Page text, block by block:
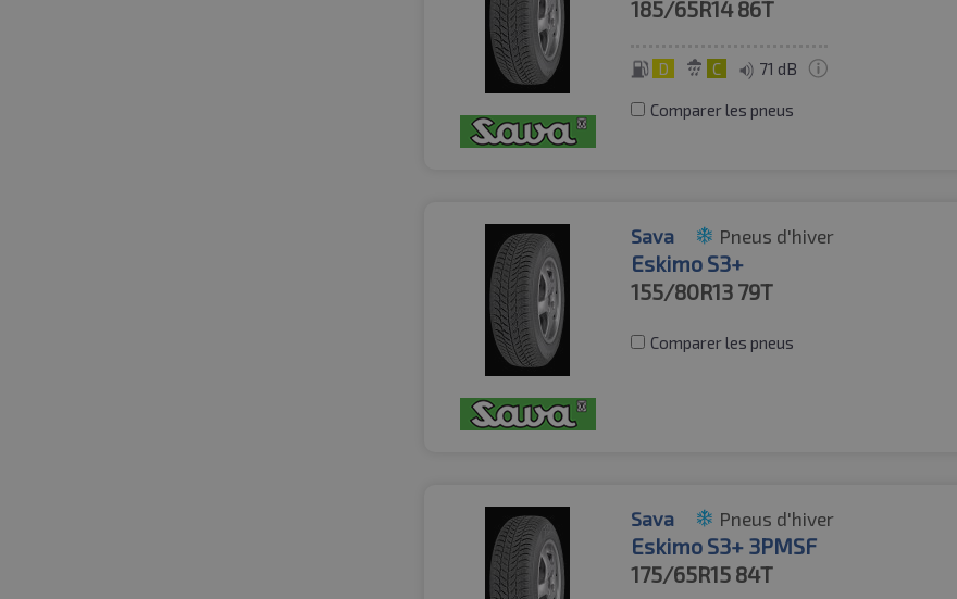
185/65R1486T
D C 71 dB
Comparer les pneus
Sava Pneus d'hiver
Eskimo S3+
155/80R13 79T
Comparer les pneus
Sava Pneus d'hiver
Eskimo S3+ 3PMSF
175/65R15 84T